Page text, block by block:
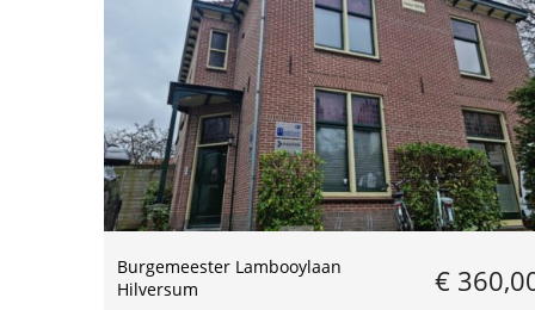
Burgemeester Lambooylaan
Hilversum
€